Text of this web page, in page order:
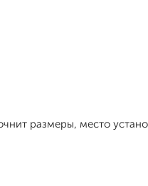
размеры, место